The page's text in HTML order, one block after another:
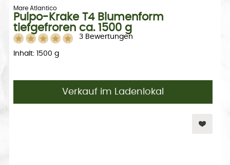
Mare Atlantico
Pulpo-Krake T4 Blumenform
tiefgefroren ca. 1500 g
3 Bewertungen
Inhalt: 1500 g
Verkauf im Ladenlokal